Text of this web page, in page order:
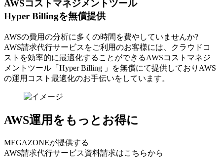
AWSコストマネジメントツール
Hyper Billingを無償提供
AWSの費⽤の分析に多くの時間を費やしていませんか?
AWS請求代⾏サービスをご利⽤のお客様には、クラウドコ
ストを効率的に最適化することができるAWSコストマネジ
メントツール「Hyper Billing 」を無償にて提供しておりAWS
の運⽤コスト最適化のお⼿伝いをしています。
AWS運用をもっとお得に
MEGAZONEが提供する
AWS請求代行サービス資料請求はこちらから